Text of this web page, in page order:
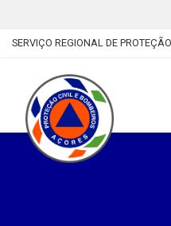
SERVIÇO REGIONAL DE